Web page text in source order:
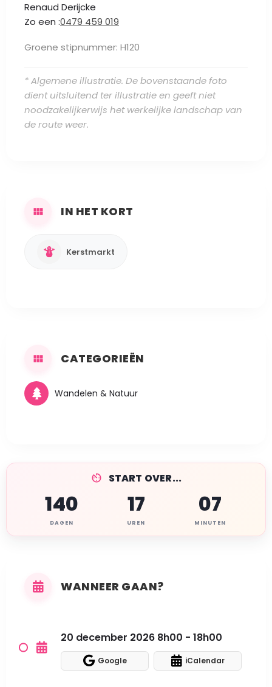
Renaud Derijcke
Zo een :0479 459 019
Groene stipnummer: H120
* Algemene illustratie. De bovenstaande foto
dient uitsluitend ter illustratie en geeft niet
noodzakelijkerwijs het werkelijke landschap van
de route weer.
IN HET KORT
Kerstmarkt
CATEGORIEËN
Wandelen & Natuur
START OVER...
140
DAGEN
17
UREN
07
MINUTEN
WANNEER GAAN?
20 december 2026 8h00 - 18h00
Google iCalendar